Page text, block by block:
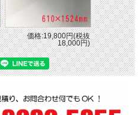
価格:19,800円(税抜
18,000円)